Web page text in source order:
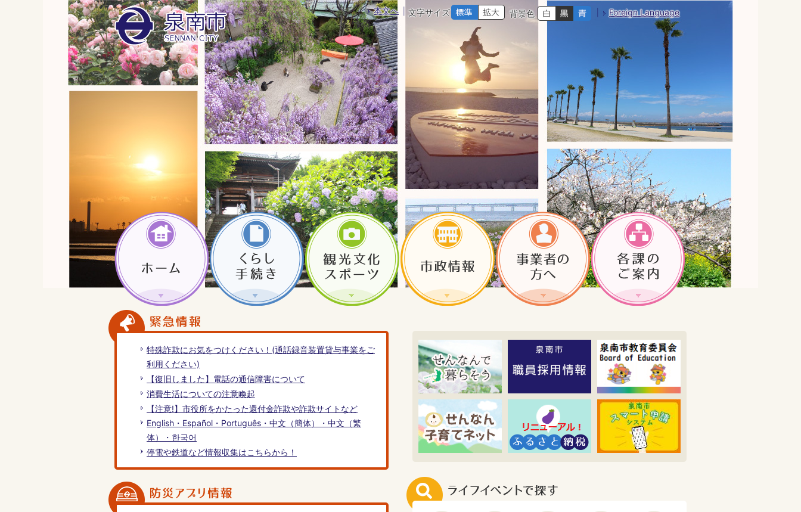
本文へ 文字サイズ 背景色 Foreign Language
特殊詐欺にお気をつけください！(通話録音装置貸与事業をご
利用ください)
【復旧しました】電話の通信障害について
消費生活についての注意喚起
【注意!】市役所をかたった還付金詐欺や詐欺サイトなど
English・Español・Português・中文（簡体）・中文（繁
体）・한국어
停電や鉄道など情報収集はこちらから！